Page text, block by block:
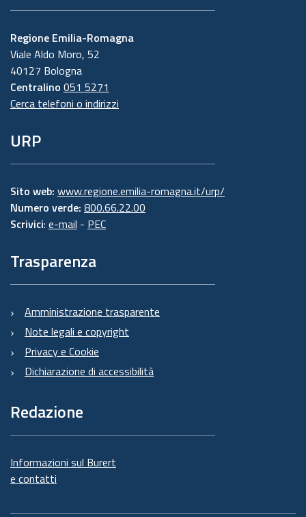
Regione Emilia-Romagna
Viale Aldo Moro, 52
40127 Bologna
Centralino 051 5271
Cerca telefoni o indirizzi
URP
Sito web: www.regione.emilia-romagna.it/urp/
Numero verde: 800.66.22.00
Scrivici: e-mail - PEC
Trasparenza
Amministrazione trasparente
Note legali e copyright
Privacy e Cookie
Dichiarazione di accessibilità
Redazione
Informazioni sul Burert
e contatti